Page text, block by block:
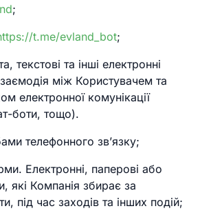
;
t.me/evland_bot;
текстові та інші електронні
між Користувачем та
електронної комунікації
боти, тощо).
телефонного зв’язку;
Електронні, паперові або
які Компанія збирає за
під час заходів та інших подій;